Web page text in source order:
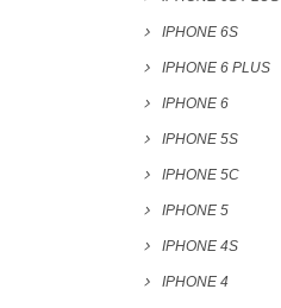
IPHONE 6S
IPHONE 6 PLUS
IPHONE 6
IPHONE 5S
IPHONE 5C
IPHONE 5
IPHONE 4S
IPHONE 4